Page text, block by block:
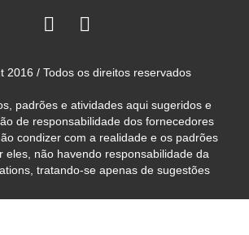
2016 / Todos os direitos reservados
padrões e atividades aqui sugeridos e
de responsabilidade dos fornecedores
condizer com a realidade e os padrões
eles, não havendo responsabilidade da
tratando-se apenas de sugestões